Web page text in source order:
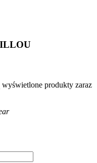
produkty zaraz